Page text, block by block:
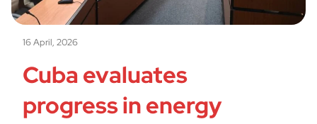
16 April, 2026
Cuba evaluates
progress in energy